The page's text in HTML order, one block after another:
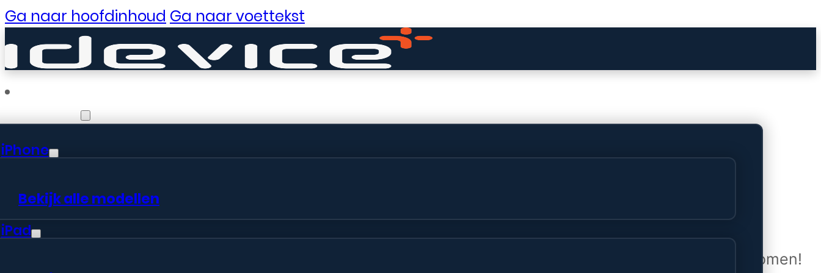
Ga naar hoofdinhoud Ga naar voettekst
iPhone
Bekijk alle modellen
iPad
Er zijn geweldige dingen in het verschiet
Er is iets moois in het vooruitzicht! Onze winkel wordt momenteel gebouwd en zal binnenkort online komen!